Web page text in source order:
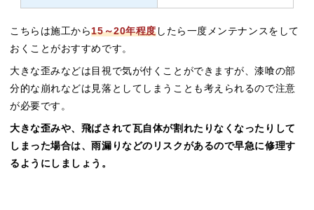
こちらは施工から15～20年程度したら一度メンテナンスをして
おくことがおすすめです。
大きな歪みなどは目視で気が付くことができますが、漆喰の部
分的な崩れなどは見落としてしまうことも考えられるので注意
が必要です。
大きな歪みや、飛ばされて瓦自体が割れたりなくなったりして
しまった場合は、雨漏りなどのリスクがあるので早急に修理す
るようにしましょう。